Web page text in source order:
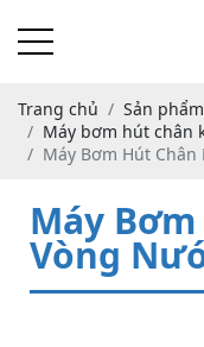
Trang chủ
Sản phẩm
Máy bơm hút chân
Máy Bơm Hút Chân
Máy
Vòng